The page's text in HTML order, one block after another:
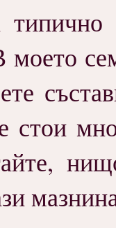
моето
стои